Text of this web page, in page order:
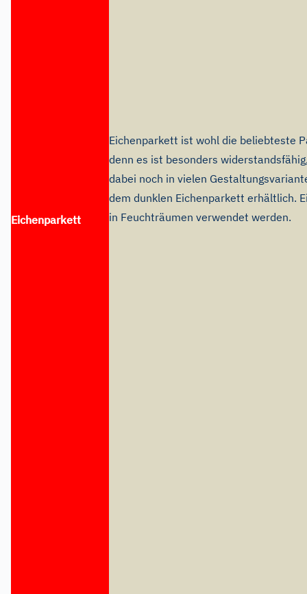
Eichenparkett
Eichenparkett ist wohl die beliebteste
denn es ist besonders
dabei noch in vielen
dem dunklen Eichenparkett erhältlich.
in Feuchträumen verwendet werden.